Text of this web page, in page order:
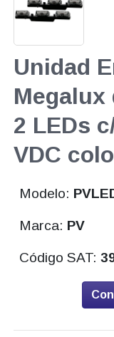
Unidad
Megalux
2 LEDs
VDC
Modelo:
Marca: PV
Código SAT: